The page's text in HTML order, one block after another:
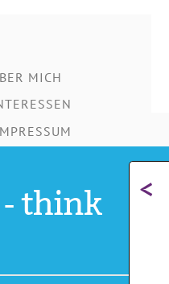
MICH
- think
<